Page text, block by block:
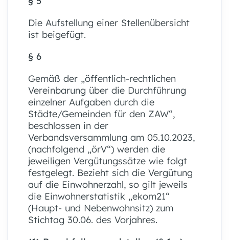
Die Aufstellung einer Stellenübersicht
ist beigefügt.
§ 6
Gemäß der „öffentlich-rechtlichen
Vereinbarung über die Durchführung
einzelner Aufgaben durch die
Städte/Gemeinden für den ZAW“,
beschlossen in der
Verbandsversammlung am 05.10.2023,
(nachfolgend „örV“) werden die
jeweiligen Vergütungssätze wie folgt
festgelegt. Bezieht sich die Vergütung
auf die Einwohnerzahl, so gilt jeweils
die Einwohnerstatistik „ekom21“
(Haupt- und Nebenwohnsitz) zum
Stichtag 30.06. des Vorjahres.